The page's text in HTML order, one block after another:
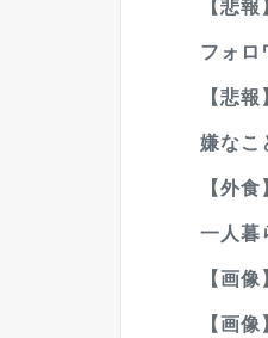
【悲
フォ
【悲
嫌なこ
【外
一人暮
【画
【画